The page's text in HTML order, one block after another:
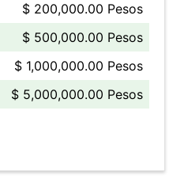
$ 200,000.00 Pesos
$ 500,000.00 Pesos
$ 1,000,000.00 Pesos
$ 5,000,000.00 Pesos